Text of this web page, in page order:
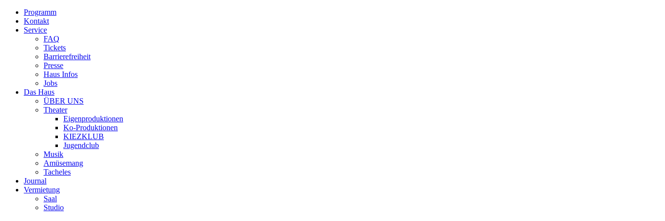
Programm
Kontakt
Service
FAQ
Tickets
Barrierefreiheit
Presse
Haus Infos
Jobs
Das Haus
ÜBER UNS
Theater
Eigenproduktionen
Ko-Produktionen
KIEZKLUB
Jugendclub
Musik
Amüsemang
Tacheles
Journal
Vermietung
Saal
Studio